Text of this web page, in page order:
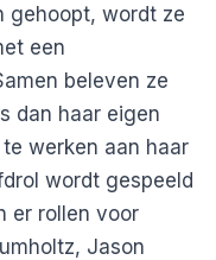
gehoopt, wordt ze
een
beleven ze
dan haar eigen
werken aan haar
wordt gespeeld
er rollen voor
Jason